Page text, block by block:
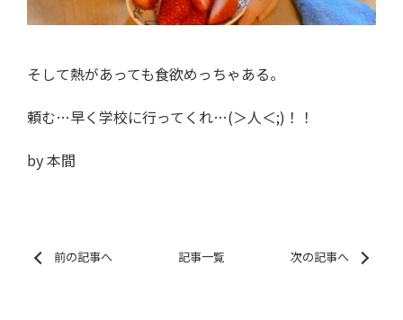
そして熱があっても食欲めっちゃある。
頼む…早く学校に行ってくれ…(＞人＜;)！！
by 本間
前の記事へ 記事一覧 次の記事へ